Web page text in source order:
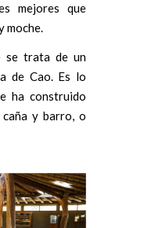
mejores que
moche.
se trata de un
de Cao. Es lo
ha construido
y barro, o